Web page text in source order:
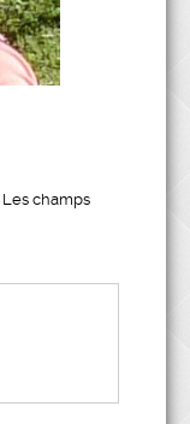
Les champs